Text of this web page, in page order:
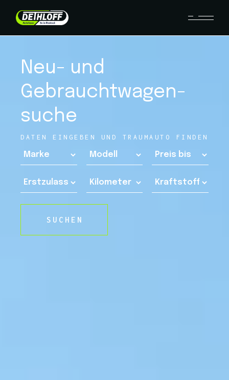
Neu- und
Gebraucht­wagen­
suche
DATEN EINGEBEN UND TRAUMAUTO FINDEN
SUCHEN